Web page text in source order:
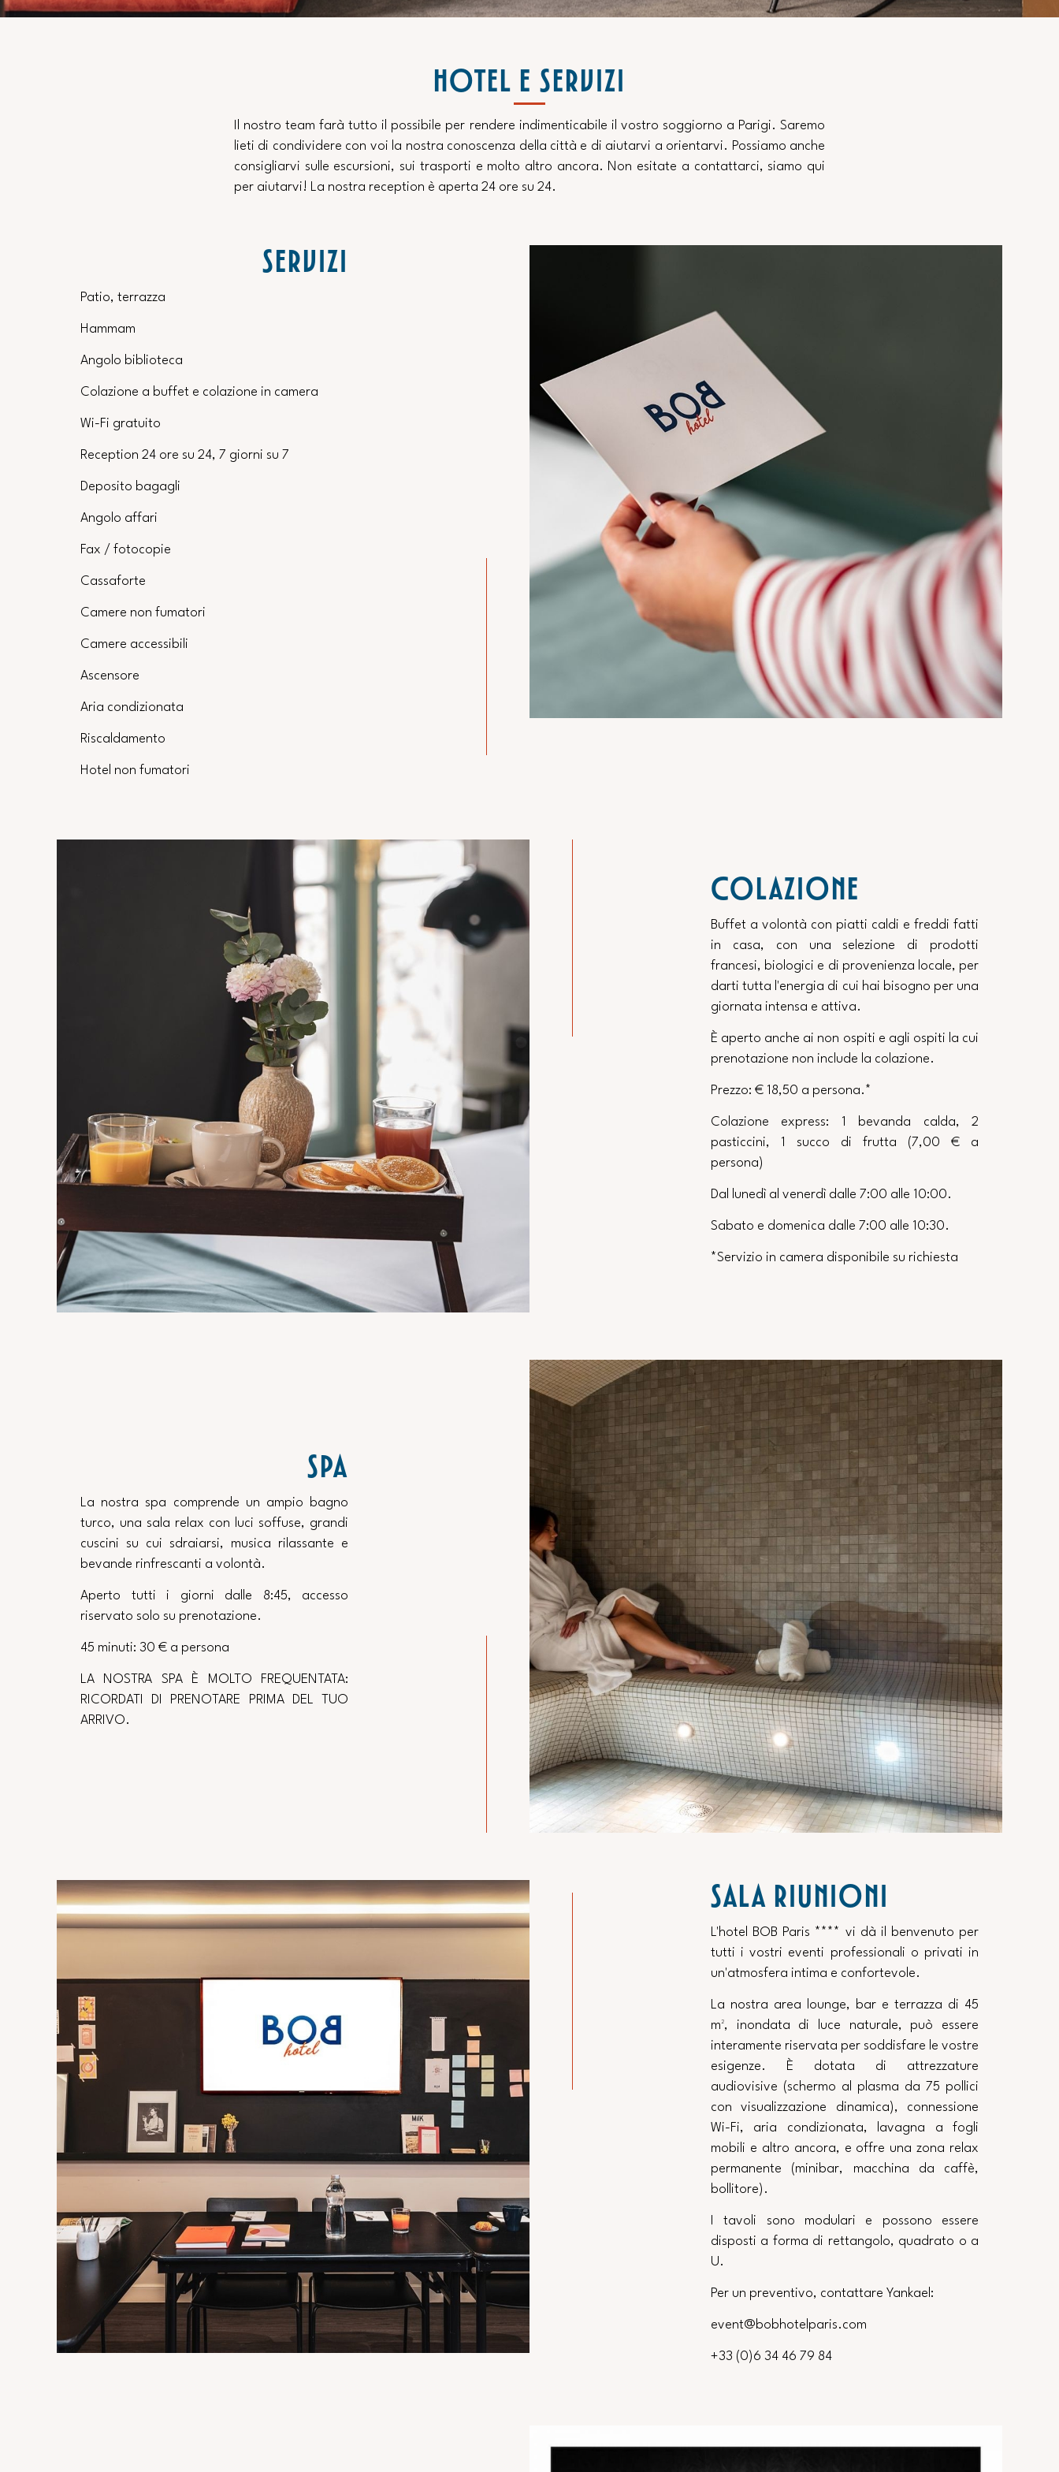
HOTEL E SERVIZI
Il nostro team farà tutto il possibile per rendere indimenticabile il vostro soggiorno a Parigi. Saremo
lieti di condividere con voi la nostra conoscenza della città e di aiutarvi a orientarvi. Possiamo anche
consigliarvi sulle escursioni, sui trasporti e molto altro ancora. Non esitate a contattarci, siamo qui
per aiutarvi! La nostra reception è aperta 24 ore su 24.
SERVIZI
Patio, terrazza
Hammam
Angolo biblioteca
Colazione a buffet e colazione in camera
Wi-Fi gratuito
Reception 24 ore su 24, 7 giorni su 7
Deposito bagagli
Angolo affari
Fax / fotocopie
Cassaforte
Camere non fumatori
Camere accessibili
Ascensore
Aria condizionata
Riscaldamento
Hotel non fumatori
COLAZIONE
Buffet a volontà con piatti caldi e freddi fatti
in casa, con una selezione di prodotti
francesi, biologici e di provenienza locale, per
darti tutta l'energia di cui hai bisogno per una
giornata intensa e attiva.
È aperto anche ai non ospiti e agli ospiti la cui
prenotazione non include la colazione.
Prezzo: € 18,50 a persona.*
Colazione express: 1 bevanda calda, 2
pasticcini, 1 succo di frutta (7,00 € a
persona)
Dal lunedì al venerdì dalle 7:00 alle 10:00.
Sabato e domenica dalle 7:00 alle 10:30.
*Servizio in camera disponibile su richiesta
SPA
La nostra spa comprende un ampio bagno
turco, una sala relax con luci soffuse, grandi
cuscini su cui sdraiarsi, musica rilassante e
bevande rinfrescanti a volontà.
Aperto tutti i giorni dalle 8:45, accesso
riservato solo su prenotazione.
45 minuti: 30 € a persona
LA NOSTRA SPA È MOLTO FREQUENTATA:
RICORDATI DI PRENOTARE PRIMA DEL TUO
ARRIVO.
SALA RIUNIONI
L'hotel BOB Paris **** vi dà il benvenuto per
tutti i vostri eventi professionali o privati in
un'atmosfera intima e confortevole.
La nostra area lounge, bar e terrazza di 45
m², inondata di luce naturale, può essere
interamente riservata per soddisfare le vostre
esigenze. È dotata di attrezzature
audiovisive (schermo al plasma da 75 pollici
con visualizzazione dinamica), connessione
Wi-Fi, aria condizionata, lavagna a fogli
mobili e altro ancora, e offre una zona relax
permanente (minibar, macchina da caffè,
bollitore).
I tavoli sono modulari e possono essere
disposti a forma di rettangolo, quadrato o a
U.
Per un preventivo, contattare Yankael:
event@bobhotelparis.com
+33 (0)6 34 46 79 84